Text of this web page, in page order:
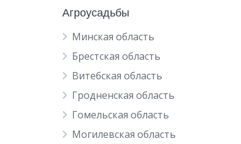
Агроусадьбы
Минская область
Брестская область
Витебская область
Гродненская область
Гомельская область
Могилевская область